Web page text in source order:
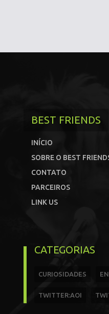
BEST FRIENDS
INÍCIO
SOBRE O BEST
CONTATO
PARCEIROS
LINK US
CATEGORIAS
CURIOSIDADES
TWITTER:AOI